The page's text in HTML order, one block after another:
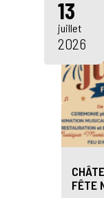
13
juillet
2026
FÊTE